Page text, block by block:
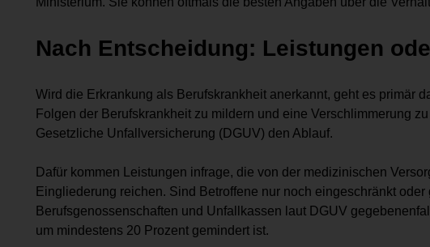
Nach Entscheidung: Leistungen
Wird die Erkrankung als Berufskrankheit anerkannt, geht es primär
Folgen der Berufskrankheit zu mildern und eine Verschlimmerung
Gesetzliche Unfallversicherung (DGUV) den Ablauf.
Dafür kommen Leistungen infrage, die von der medizinischen
Eingliederung reichen. Sind Betroffene nur noch eingeschränkt
Berufsgenossenschaften und Unfallkassen laut DGUV
um mindestens 20 Prozent gemindert ist.